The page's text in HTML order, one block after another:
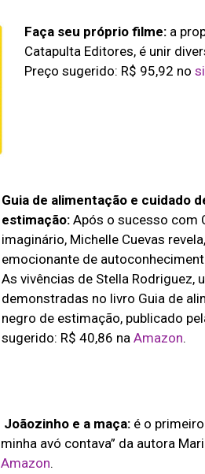
Faça seu próprio filme:a
Catapulta Editores, é unir
Preço sugerido: R$ 95,92 no
Guia de alimentação e cuidado
estimação:Após o sucesso com
imaginário, Michelle Cuevas
emocionante de
As vivências de Stella Rodriguez,
demonstradas no livro Guia de
negro de estimação, publicado
sugerido: R$ 40,86 na Amazon.
Joãozinho e a maça:é o primeiro
minha avó contava” da autora
Amazon.